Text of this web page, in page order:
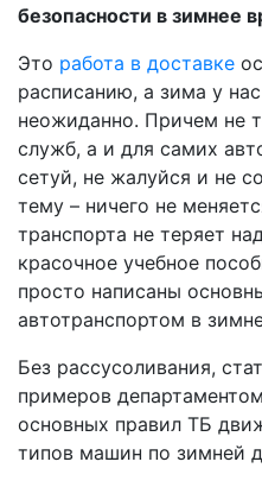
безопасности в зимнее
Это работа в доставке
расписанию, а зима у
неожиданно. Причем не
служб, а и для самих
сетуй, не жалуйся и не
тему – ничего не
транспорта не теряет
красочное учебное
просто написаны
автотранспортом в
Без рассусоливания,
примеров
основных правил ТБ
типов машин по зимней